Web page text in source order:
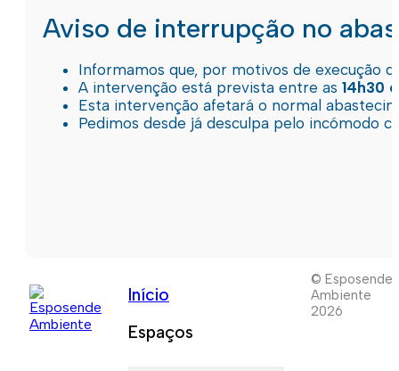
Aviso de interrupção no
Informamos que, por motivos de execução
A intervenção está prevista entre as 14h30
Esta intervenção afetará o normal
Pedimos desde já desculpa pelo incómodo
Início
Espaços
© Esposende
Ambiente
2026